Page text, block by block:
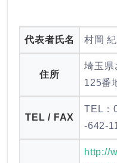
代表者氏名 村岡
住所
埼玉県
125番
TEL / FAX
TEL
-642-
http://